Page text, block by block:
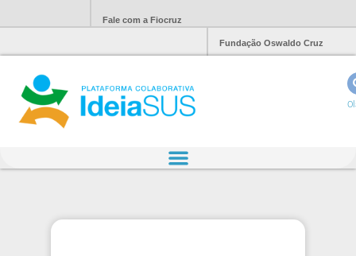
Fale com a Fiocruz
Fundação Oswaldo Cruz